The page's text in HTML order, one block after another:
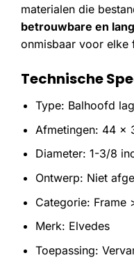
materialen die
betrouwbare en
onmisbaar voor elke
Technische
Type: Balhoofd
Afmetingen: 44 x
Diameter: 1-3/8
Ontwerp: Niet
Categorie: Frame
Merk: Elvedes
Toepassing: